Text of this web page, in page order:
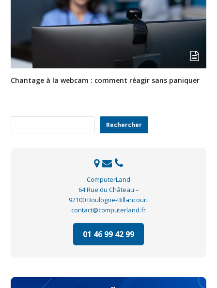
Chantage à la webcam : comment réagir sans paniquer
Rechercher
ComputerLand
64 Rue du Château –
92100 Boulogne-Billancourt
contact@computerland.fr
01 46 99 42 99